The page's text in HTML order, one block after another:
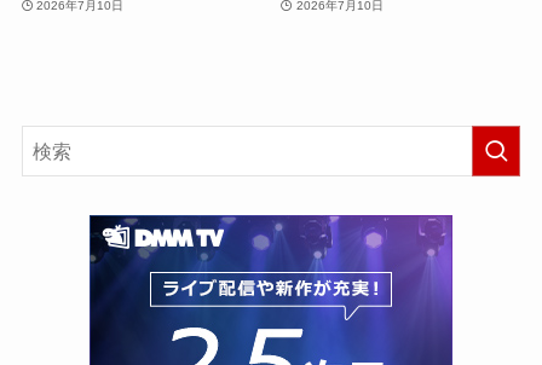
2026年7月10日 2026年7月10日